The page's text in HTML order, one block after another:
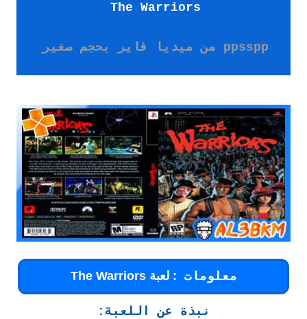
The Warriors
ppsspp من ميديا فاير بحجم صغير
معلومات : لعبةThe Warriors
نبذة عن اللعبة: